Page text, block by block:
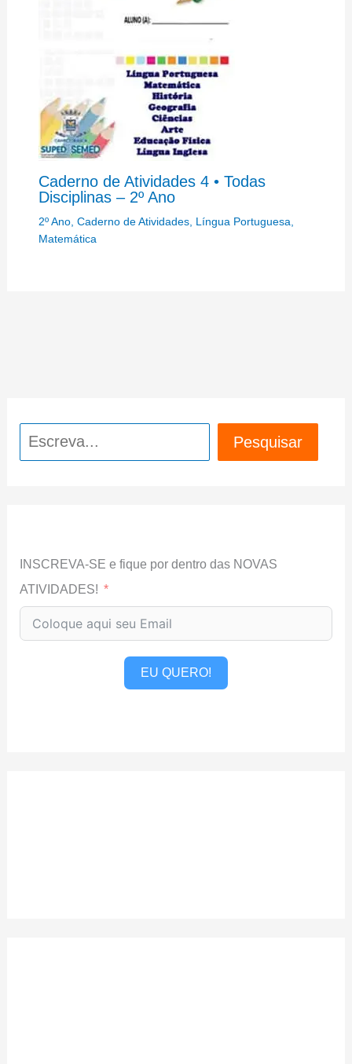
Caderno de Atividades 4 • Todas
Disciplinas – 2º Ano
2º Ano, Caderno de Atividades, Língua Portuguesa
Matemática
Pesquisar Pesquisar
INSCREVA-SE e fique por dentro das NOVAS
ATIVIDADES!
EU QUERO!